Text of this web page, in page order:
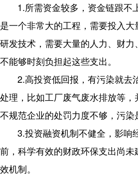
1.所需资金较多，资金链跟不
是一个非常大的工程，需要投入
研发技术，需要大量的人力、财
不能够时刻负担起这些支出。
2.高投资低回报，有污染就去
处理，比如工厂废气废水排放等
不规范企业的处罚力度不够，污染
3.投资融资机制不健全，影响
前，科学有效的财政环保支出尚
效机制。